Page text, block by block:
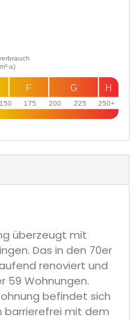
150 175 200 225 250+
H
G
F
überzeugt mit
Das in den 70er
renoviert und
59 Wohnungen.
befindet sich
barrierefrei mit dem